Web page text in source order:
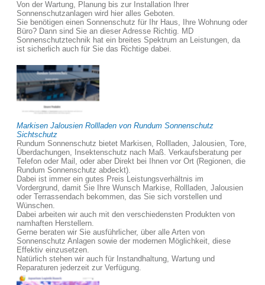
Von der Wartung, Planung bis zur Installation Ihrer
Sonnenschutzanlagen wird hier alles Geboten.
Sie benötigen einen Sonnenschutz für Ihr Haus, Ihre Wohnung oder
Büro? Dann sind Sie an dieser Adresse Richtig. MD
Sonnenschutztechnik hat ein breites Spektrum an Leistungen, da
ist sicherlich auch für Sie das Richtige dabei.
Markisen Jalousien Rollladen von Rundum Sonnenschutz
Sichtschutz
Rundum Sonnenschutz bietet Markisen, Rollladen, Jalousien, Tore,
Überdachungen, Insektenschutz nach Maß. Verkaufsberatung per
Telefon oder Mail, oder aber Direkt bei Ihnen vor Ort (Regionen, die
Rundum Sonnenschutz abdeckt).
Dabei ist immer ein gutes Preis Leistungsverhältnis im
Vordergrund, damit Sie Ihre Wunsch Markise, Rollladen, Jalousien
oder Terrassendach bekommen, das Sie sich vorstellen und
Wünschen.
Dabei arbeiten wir auch mit den verschiedensten Produkten von
namhaften Herstellern.
Gerne beraten wir Sie ausführlicher, über alle Arten von
Sonnenschutz Anlagen sowie der modernen Möglichkeit, diese
Effektiv einzusetzen.
Natürlich stehen wir auch für Instandhaltung, Wartung und
Reparaturen jederzeit zur Verfügung.